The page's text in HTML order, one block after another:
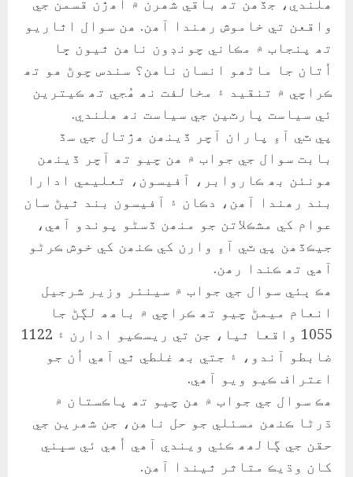
واقعن تي خاموش رھندا آھن. ھن سوال اٿاريو
تھ پنجاب ۾ مڪاني چونڊون ناھن ٿيون ڇا
اُتان جا ماڻھو انسان ناھن؟ سندس چوڻ ھو تھ
ڪراچي ۾ تنقيد ۽ مخالفت نھ ھُجي تھ ڪيترين
ئي سياست پارٽين جي سياست نھ ھلندي.
پي ٽي آءِ پاران آچر ڏينھن ھڙتال جي سڏ
بابت سوال جي جواب ۾ ھن چيو تھ آچر ڏينھن
ھونئن بھ ڪاروابر، آفيسون، تعليمي ادارا
بند رھندا آھن، دڪان ۽ آفيسون بند ٿيڻ سان
عوام کي مشڪلاتن جو منھن ڏسڻو پوندو آھي،
جيڪڏھن پي ٽي آءِ وارن کي ڪنھن کي خوش ڪرڻو
آھي تھ ڪندا رھن.
ھڪ ٻئي سوال جي جواب ۾ سينئر وزير شرجيل
انعام ميمڻ چيو تھ ڪراچي ۾ باھھ لڳڻ جا
1055 واقعا ٿيا، جن تي ريسڪيو ادارن ۽ 1122
ضابطو آندو، ۽ جتي بھ غلطي ٿي آھي اُن جو
اعتراف ڪيو ويو آھي.
ھڪ سوال جي جواب ۾ ھن چيو تھ پاڪستان ۾
ڌرڻا ڪنھن مسئلي جو حل ناھن، جن شھرين جي
حقن جي ڳالھھ ڪئي ويندي آھي اُھي ئي سڀني
کان وڌيڪ متاثر ٿيندا آھن.